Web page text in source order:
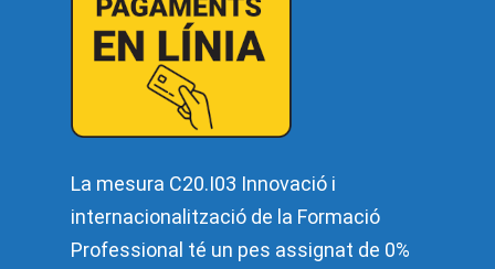
La mesura C20.I03 Innovació i
internacionalització de la Formació
Professional té un pes assignat de 0%